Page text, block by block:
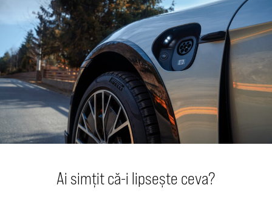
Ai simțit că-i lipsește ceva?